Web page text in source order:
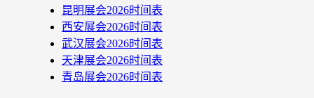
昆明展会2026时间表
西安展会2026时间表
武汉展会2026时间表
天津展会2026时间表
青岛展会2026时间表